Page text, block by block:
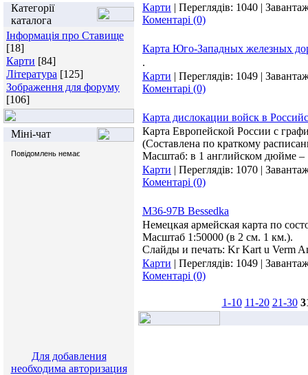
Категорії
каталога
Інформація про Ставище
[18]
Карти [84]
Література [125]
Зображення для форуму
[106]
Міні-чат
Для добавления
необходима авторизация
Карти | Переглядів: 1040 |
Коментарі (0)
Карта Юго-Западных железных
.
Карти | Переглядів: 1049 |
Коментарі (0)
Карта дислокации войск в
Карта Европейской России с
(Составлена по краткому
Масштаб: в 1 английском дюйме –
Карти | Переглядів: 1070 |
Коментарі (0)
M36-97B Bessedka
Немецкая армейская карта по
Масштаб 1:50000 (в 2 см. 1 км.).
Слайды и печать: Kr Kart u Verm
Карти | Переглядів: 1049 |
Коментарі (0)
1-10 11-20 21-30